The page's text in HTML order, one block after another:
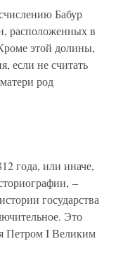
Бабур
расположенных в
этой долины,
если не считать
род
года, или иначе,
–
государства
Это
Петром I Великим